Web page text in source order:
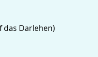
das Darlehen)